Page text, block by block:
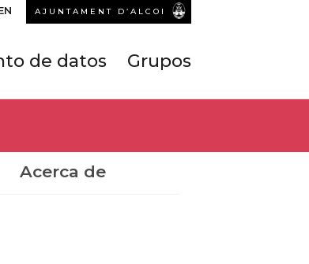
AJUNTAMENT D’ALCOI
de datos Grupos
Acerca de